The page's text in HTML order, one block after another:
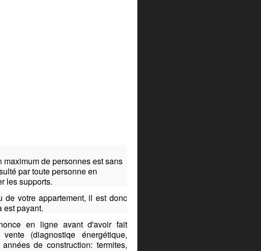
de personnes est sans
par toute personne en
les supports.
votre appartement, il est donc
est payant.
en ligne avant d'avoir fait
(diagnostiqe énergétique,
de construction: termites,